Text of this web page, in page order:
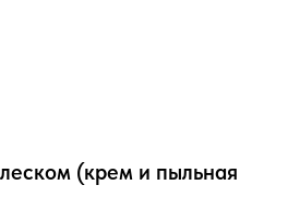
(крем и пыльная